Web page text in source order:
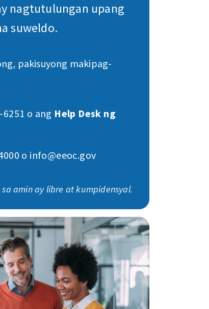
nagtutulungan upang
suweldo.
pakisuyong makipag-
6251 o ang Help Desk ng
o info@eeoc.gov
amin ay libre at kumpidensyal.